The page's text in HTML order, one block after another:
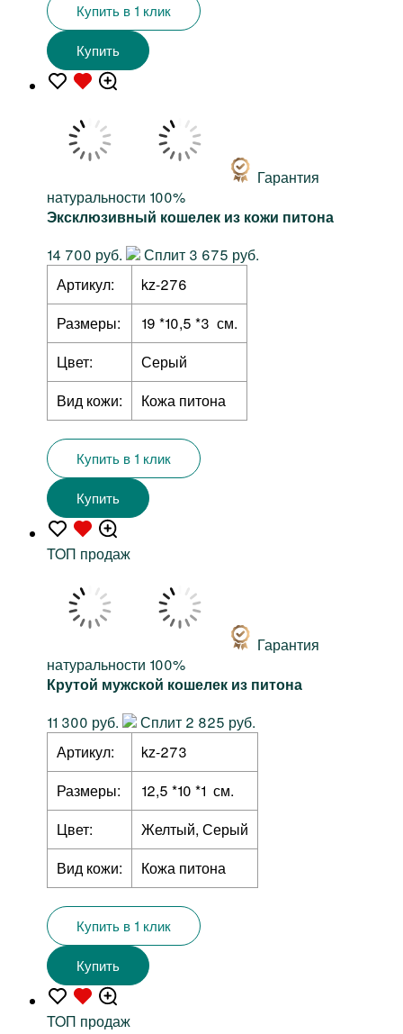
Купить в 1 клик
Купить
Гарантия
натуральности 100%
Эксклюзивный кошелек из кожи питона
14 700 руб.
Сплит 3 675 руб.
Артикул:
kz-276
Размеры:
19 *10,5 *3 см.
Цвет:
Серый
Вид кожи:
Кожа питона
Купить в 1 клик
Купить
TOП продаж
Гарантия
натуральности 100%
Крутой мужской кошелек из питона
11 300 руб.
Сплит 2 825 руб.
Артикул:
kz-273
Размеры:
12,5 *10 *1 см.
Цвет:
Желтый, Серый
Вид кожи:
Кожа питона
Купить в 1 клик
Купить
TOП продаж